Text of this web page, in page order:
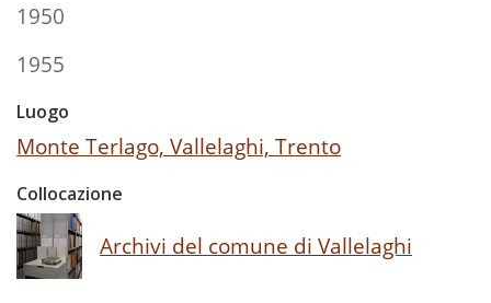
1950
1955
Luogo
Monte Terlago, Vallelaghi, Trento
Collocazione
Archivi del comune di Vallelaghi